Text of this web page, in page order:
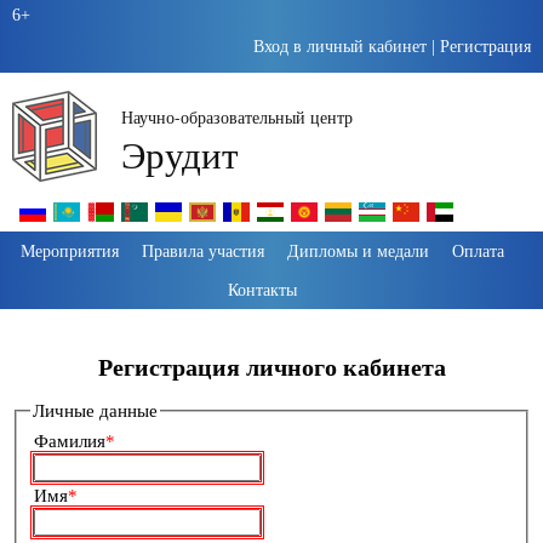
6+
Вход в личный кабинет
Регистрация
Научно-образовательный центр
Эрудит
Пропустить
навигацию
Мероприятия Правила участия Дипломы и медали
Оплата
Контакты
Регистрация личного кабинета
Личные данные
Обязательное
поле
Фамилия*
Обязательное
поле
Имя*